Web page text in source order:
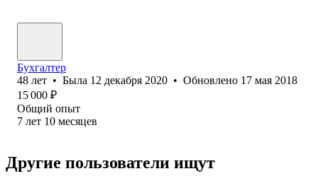
Бухгалтер
48 лет • Была 12 декабря 2020 • Обновлено 17 мая 2018
15 000 ₽
Общий опыт
7 лет 10 месяцев
Другие пользователи ищут